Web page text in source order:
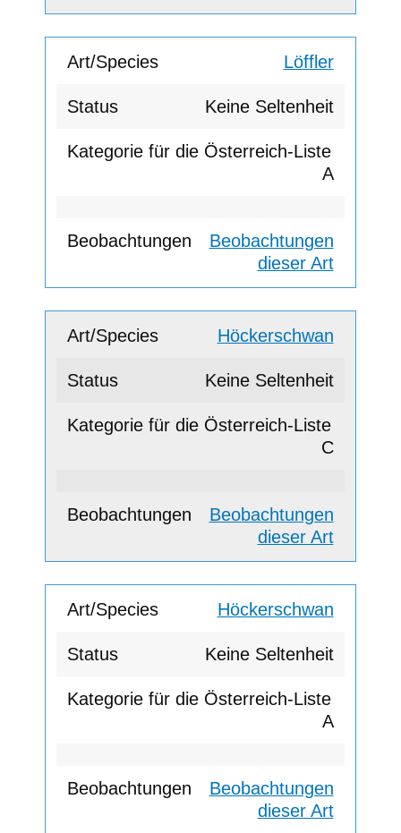
Löffler
Keine Seltenheit
A
Beobachtungen
dieser Art
Höckerschwan
Keine Seltenheit
C
Beobachtungen
dieser Art
Höckerschwan
Keine Seltenheit
A
Beobachtungen
dieser Art